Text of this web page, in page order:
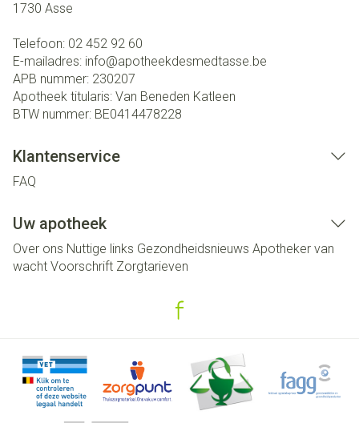
1730 Asse
Telefoon: 02 452 92 60
E-mailadres: info@apotheekdesmedtasse.be
APB nummer: 230207
Apotheek titularis: Van Beneden Katleen
BTW nummer: BE0414478228
Klantenservice
FAQ
Uw apotheek
Over ons Nuttige links Gezondheidsnieuws Apotheker van
wacht Voorschrift Zorgtarieven